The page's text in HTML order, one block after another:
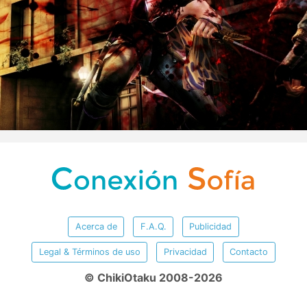
Acerca de F.A.Q. Publicidad
Legal & Términos de uso Privacidad Contacto
© ChikiOtaku 2008-2026